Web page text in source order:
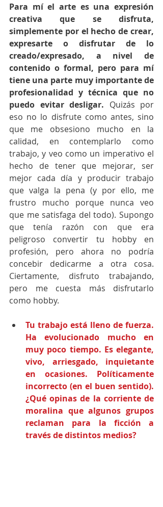
Para mí el arte es una expresión
creativa que se disfruta,
simplemente por el hecho de crear,
expresarte o disfrutar de lo
creado/expresado, a nivel de
contenido o formal, pero para mí
tiene una parte muy importante de
profesionalidad y técnica que no
puedo evitar desligar. Quizás por
eso no lo disfrute como antes, sino
que me obsesiono mucho en la
calidad, en contemplarlo como
trabajo, y veo como un imperativo el
hecho de tener que mejorar, ser
mejor cada día y producir trabajo
que valga la pena (y por ello, me
frustro mucho porque nunca veo
que me satisfaga del todo). Supongo
que tenía razón con que era
peligroso convertir tu hobby en
profesión, pero ahora no podría
concebir dedicarme a otra cosa.
Ciertamente, disfruto trabajando,
pero me cuesta más disfrutarlo
como hobby.
Tu trabajo está lleno de fuerza.
Ha evolucionado mucho en
muy poco tiempo. Es elegante,
vivo, arriesgado, inquietante
en ocasiones. Políticamente
incorrecto (en el buen sentido).
¿Qué opinas de la corriente de
moralina que algunos grupos
reclaman para la ficción a
través de distintos medios?